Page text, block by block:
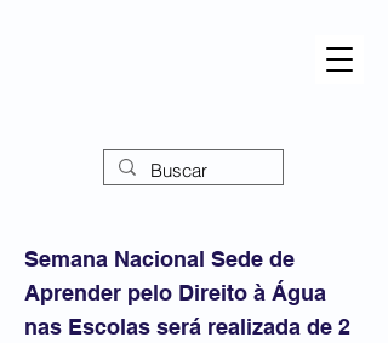
Semana Nacional Sede de
Aprender pelo Direito à Água
nas Escolas será realizada de 2